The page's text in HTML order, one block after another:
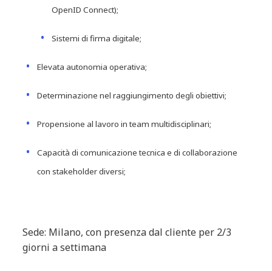
OpenID Connect);
Sistemi di firma digitale;
Elevata autonomia operativa;
Determinazione nel raggiungimento degli obiettivi;
Propensione al lavoro in team multidisciplinari;
Capacità di comunicazione tecnica e di collaborazione
con stakeholder diversi;
Sede: Milano, con presenza dal cliente per 2/3
giorni a settimana